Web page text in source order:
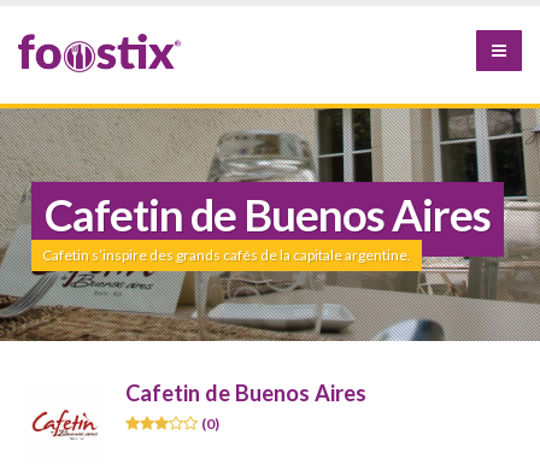
Cafetin de Buenos Aires
Cafetin s’inspire des grands cafés de la capitale argentine.
Cafetin de Buenos Aires
(0)